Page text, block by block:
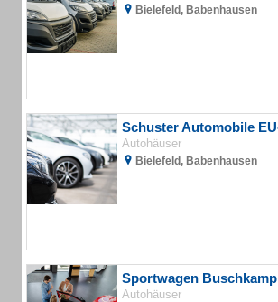
Bielefeld, Babenhausen
Autohäuser
Bielefeld, Babenhausen
Sportwagen Buschkamp
Autohäuser